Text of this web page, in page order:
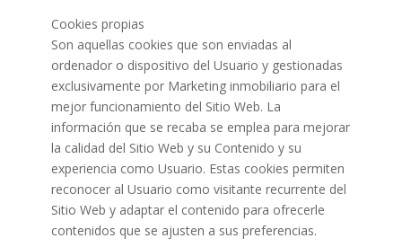
Cookies propias
Son aquellas cookies que son enviadas al
ordenador o dispositivo del Usuario y gestionadas
exclusivamente por Marketing inmobiliario para el
mejor funcionamiento del Sitio Web. La
información que se recaba se emplea para mejorar
la calidad del Sitio Web y su Contenido y su
experiencia como Usuario. Estas cookies permiten
reconocer al Usuario como visitante recurrente del
Sitio Web y adaptar el contenido para ofrecerle
contenidos que se ajusten a sus preferencias.